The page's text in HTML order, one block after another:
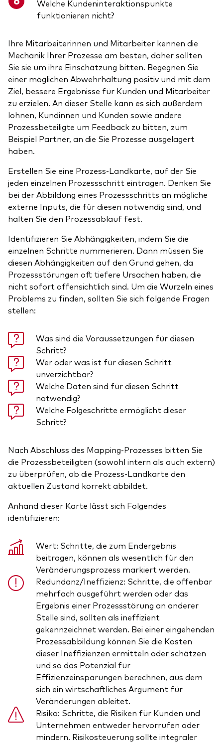
Welche Kundeninteraktionspunkte
funktionieren nicht?
Ihre Mitarbeiterinnen und Mitarbeiter kennen die
Mechanik Ihrer Prozesse am besten, daher sollten
Sie sie um ihre Einschätzung bitten. Begegnen Sie
einer möglichen Abwehrhaltung positiv und mit dem
Ziel, bessere Ergebnisse für Kunden und Mitarbeiter
zu erzielen. An dieser Stelle kann es sich außerdem
lohnen, Kundinnen und Kunden sowie andere
Prozessbeteiligte um Feedback zu bitten, zum
Beispiel Partner, an die Sie Prozesse ausgelagert
haben.
Erstellen Sie eine Prozess-Landkarte, auf der Sie
jeden einzelnen Prozessschritt eintragen. Denken Sie
bei der Abbildung eines Prozessschritts an mögliche
externe Inputs, die für diesen notwendig sind, und
halten Sie den Prozessablauf fest.
Identifizieren Sie Abhängigkeiten, indem Sie die
einzelnen Schritte nummerieren. Dann müssen Sie
diesen Abhängigkeiten auf den Grund gehen, da
Prozessstörungen oft tiefere Ursachen haben, die
nicht sofort offensichtlich sind. Um die Wurzeln eines
Problems zu finden, sollten Sie sich folgende Fragen
stellen:
Was sind die Voraussetzungen für diesen
Schritt?
Wer oder was ist für diesen Schritt
unverzichtbar?
Welche Daten sind für diesen Schritt
notwendig?
Welche Folgeschritte ermöglicht dieser
Schritt?
Nach Abschluss des Mapping-Prozesses bitten Sie
die Prozessbeteiligten (sowohl intern als auch extern)
zu überprüfen, ob die Prozess-Landkarte den
aktuellen Zustand korrekt abbildet.
Anhand dieser Karte lässt sich Folgendes
identifizieren:
Wert: Schritte, die zum Endergebnis
beitragen, können als wesentlich für den
Veränderungsprozess markiert werden.
Redundanz/Ineffizienz: Schritte, die offenbar
mehrfach ausgeführt werden oder das
Ergebnis einer Prozessstörung an anderer
Stelle sind, sollten als ineffizient
gekennzeichnet werden. Bei einer eingehenden
Prozessabbildung können Sie die Kosten
dieser Ineffizienzen ermitteln oder schätzen
und so das Potenzial für
Effizienzeinsparungen berechnen, aus dem
sich ein wirtschaftliches Argument für
Veränderungen ableitet.
Risiko: Schritte, die Risiken für Kunden und
Unternehmen entweder hervorrufen oder
mindern. Risikosteuerung sollte integraler